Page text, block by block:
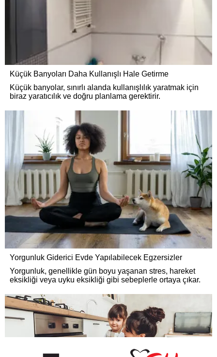
Küçük Banyoları Daha Kullanışlı Hale Getirme
Küçük banyolar, sınırlı alanda kullanışlılık yaratmak için
biraz yaratıcılık ve doğru planlama gerektirir.
Yorgunluk Giderici Evde Yapılabilecek Egzersizler
Yorgunluk, genellikle gün boyu yaşanan stres, hareket
eksikliği veya uyku eksikliği gibi sebeplerle ortaya çıkar.